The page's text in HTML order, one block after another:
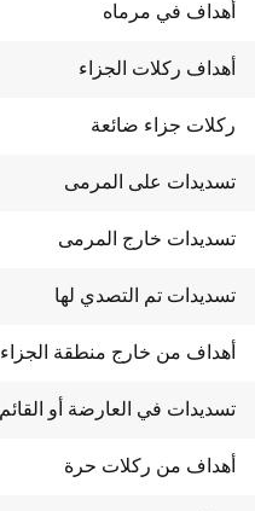
أهداف في مرماه
أهداف ركلات الجزاء
ركلات جزاء ضائعة
تسديدات على المرمى
تسديدات خارج المرمى
تسديدات تم التصدي لها
أهداف من خارج منطقة الجزاء
تسديدات في العارضة أو القائم
أهداف من ركلات حرة